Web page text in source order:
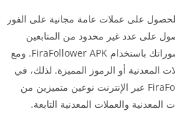
على عملات عامة مجانية على الفور
على عدد غير محدود من المتابعين
والإعجابات والتعليقات على منشوراتك باستخدام FiraFollower APK. ومع
المعدنية أو الرموز المميزة. لذلك، في
المقام الأول، سيقدم FiraFollower عبر الإنترنت نوعين متميزين من
والعملات المعدنية التابعة.